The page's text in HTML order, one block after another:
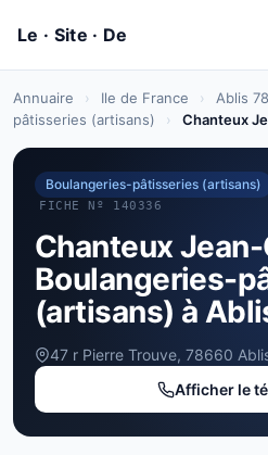
Annuaire › Ile de France › Ablis
pâtisseries (artisans)
› Chanteux
Boulangeries-pâtisseries (artisans)
FICHE Nº 140336
Chanteux
Boulangeries-
(artisans) à
47 r Pierre Trouve, 78660
Afficher le